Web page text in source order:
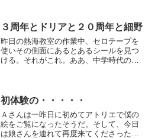
関係者で埋め尽くされ...
３周年とドリアと２０周年と細野
昨日の熱海教室の作業中、セロテープを
使いその側面にあるとあるシールを見つ
ける。それがこれ。ああ、中学時代の同
営している。店の名前は...
初体験の・・・・・
Ａさんは一昨日に初めてアトリエで僕の
絵をご覧になったそうだ。そして、今日
は娘さんを連れて再度来てくださった。